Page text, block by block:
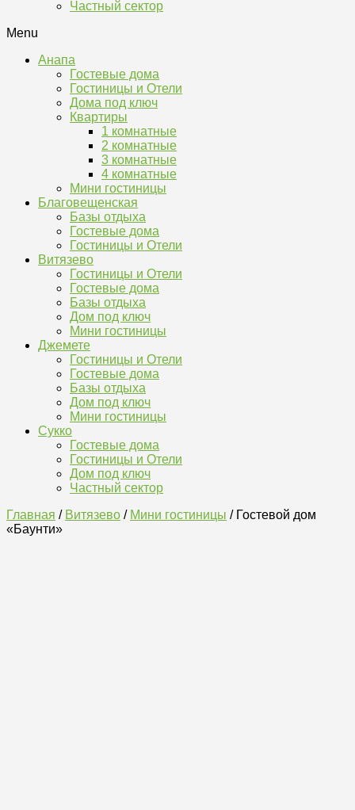
Частный сектор
Menu
Анапа
Гостевые дома
Гостиницы и Отели
Дома под ключ
Квартиры
1 комнатные
2 комнатные
3 комнатные
4 комнатные
Мини гостиницы
Благовещенская
Базы отдыха
Гостевые дома
Гостиницы и Отели
Витязево
Гостиницы и Отели
Гостевые дома
Базы отдыха
Дом под ключ
Мини гостиницы
Джемете
Гостиницы и Отели
Гостевые дома
Базы отдыха
Дом под ключ
Мини гостиницы
Сукко
Гостевые дома
Гостиницы и Отели
Дом под ключ
Частный сектор
Главная / Витязево / Мини гостиницы / Гостевой дом
«Баунти»